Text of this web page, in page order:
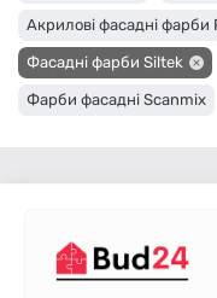
Акрилові фасадні фарби
Фасадні фарби Siltek
Фарби фасадні Scanmix